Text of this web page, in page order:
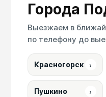
Города
Выезжаем в
по телефону до
Красногорск ›
Пушкино ›